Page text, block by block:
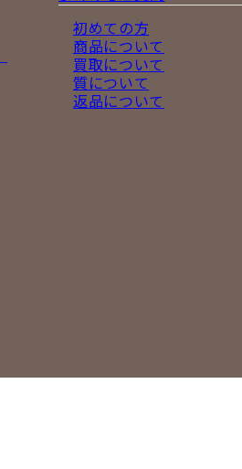
初めての方
商品について
買取について
質について
返品について